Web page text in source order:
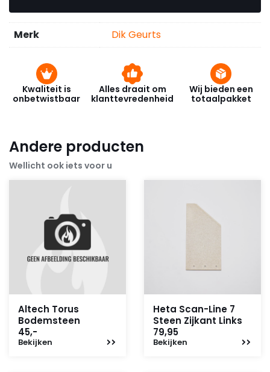
Merk Dik Geurts
Kwaliteit is
onbetwistbaar
Alles draait om
klanttevredenheid
Wij bieden een
totaalpakket
Andere producten
Wellicht ook iets voor u
Altech Torus
Bodemsteen
45,-
Bekijken
Heta Scan-Line 7
Steen Zijkant Links
79,95
Bekijken